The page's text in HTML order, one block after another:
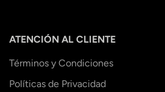
ATENCIÓN AL CLIENTE
Términos y Condiciones
Políticas de Privacidad